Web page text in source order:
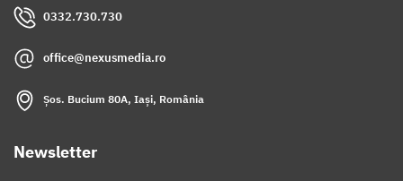
0332.730.730
office@nexusmedia.ro
Șos. Bucium 80A, Iași, România
Newsletter